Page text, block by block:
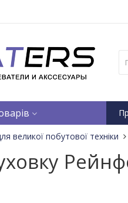
великої побутової техніки